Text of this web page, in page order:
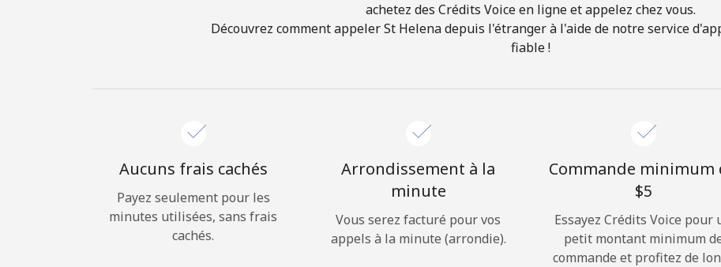
Bonjour!
Rappel du mot de passe →
achetez des Crédits Voice en ligne et appelez chez vous.
Découvrez comment appeler St Helena depuis l'étranger à l'aide de notre service
fiable !
Aucuns frais cachés
Payez seulement pour les
minutes utilisées, sans frais
cachés.
Arrondissement à la
minute
Vous serez facturé pour vos
appels à la minute (arrondie).
Commande minimum
⁦$5⁩
Essayez Crédits Voice pour
petit montant minimum
commande et profitez de